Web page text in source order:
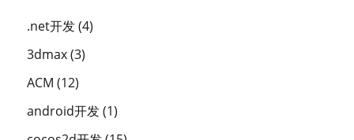
.net开发(4)
3dmax(3)
ACM (12)
android开发(1)